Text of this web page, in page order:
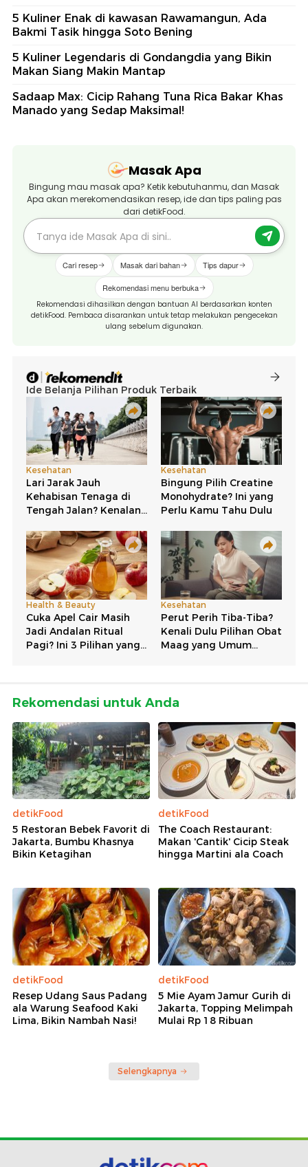
5 Kuliner Enak di kawasan Rawamangun, Ada
Bakmi Tasik hingga Soto Bening
5 Kuliner Legendaris di Gondangdia yang Bikin
Makan Siang Makin Mantap
Sadaap Max: Cicip Rahang Tuna Rica Bakar Khas
Manado yang Sedap Maksimal!
Masak Apa
Bingung mau masak apa? Ketik kebutuhanmu, dan Masak
Apa akan merekomendasikan resep, ide dan tips paling pas
dari detikFood.
Cari resep Masak dari bahan Tips dapur
Rekomendasi menu berbuka
Rekomendasi dihasilkan dengan bantuan AI berdasarkan konten
detikFood. Pembaca disarankan untuk tetap melakukan pengecekan
ulang sebelum digunakan.
Rekomendasi untuk Anda
detikFood
5 Restoran Bebek Favorit di
Jakarta, Bumbu Khasnya
Bikin Ketagihan
detikFood
The Coach Restaurant:
Makan 'Cantik' Cicip Steak
hingga Martini ala Coach
detikFood
Resep Udang Saus Padang
ala Warung Seafood Kaki
Lima, Bikin Nambah Nasi!
detikFood
5 Mie Ayam Jamur Gurih di
Jakarta, Topping Melimpah
Mulai Rp 18 Ribuan
Selengkapnya